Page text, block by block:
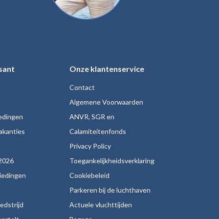
Onze klantenservice
Contact
Algemene Voorwaarden
ANVR, SGR en
Calamiteitenfonds
Privacy Policy
Toegankelijkheidsverklaring
Cookiebeleid
Parkeren bij de luchthaven
Actuele vluchttijden